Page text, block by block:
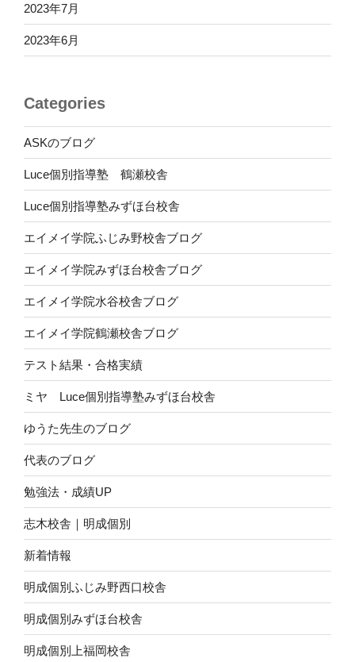
2023年7月
2023年6月
Categories
ASKのブログ
Luce個別指導塾 鶴瀬校舎
Luce個別指導塾みずほ台校舎
エイメイ学院ふじみ野校舎ブログ
エイメイ学院みずほ台校舎ブログ
エイメイ学院水谷校舎ブログ
エイメイ学院鶴瀬校舎ブログ
テスト結果・合格実績
ミヤ Luce個別指導塾みずほ台校舎
ゆうた先生のブログ
代表のブログ
勉強法・成績UP
志木校舎｜明成個別
新着情報
明成個別ふじみ野西口校舎
明成個別みずほ台校舎
明成個別上福岡校舎